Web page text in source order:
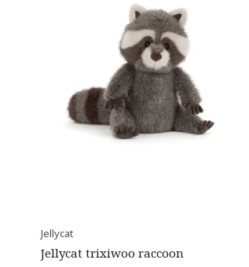
Jellycat
Jellycat trixiwoo raccoon